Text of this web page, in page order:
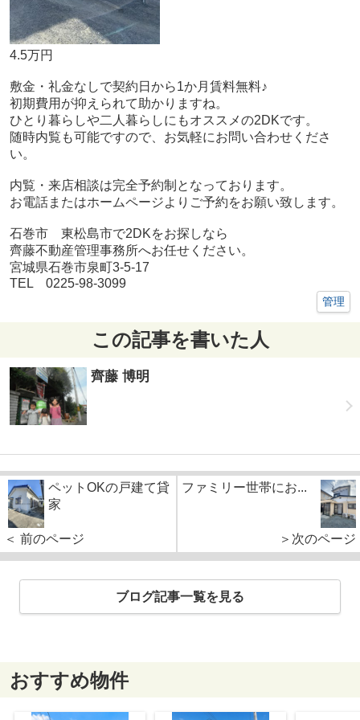
4.5万円
敷金・礼金なしで契約日から1か月賃料無料♪
初期費用が抑えられて助かりますね。
ひとり暮らしや二人暮らしにもオススメの2DKです。
随時内覧も可能ですので、お気軽にお問い合わせくださ
い。
内覧・来店相談は完全予約制となっております。
お電話またはホームページよりご予約をお願い致します。
石巻市 東松島市で2DKをお探しなら
齊藤不動産管理事務所へお任せください。
宮城県石巻市泉町3-5-17
TEL 0225-98-3099
管理
この記事を書いた人
齊藤 博明
ペットOKの戸建て貸
家
＜ 前のページ
ファミリー世帯にお...
＞次のページ
ブログ記事一覧を見る
おすすめ物件